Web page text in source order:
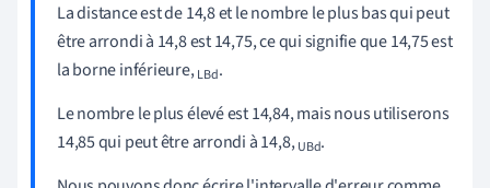
La distance est de 14,8 et le nombre le plus bas qui peut
être arrondi à 14,8 est 14,75, ce qui signifie que 14,75 est
la borne inférieure,LBd.
Le nombre le plus élevé est 14,84, mais nous utiliserons
14,85 qui peut être arrondi à 14,8,UBd.